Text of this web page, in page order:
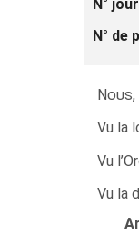
N°
N° de
Nous
Vu la
Vu
Vu la